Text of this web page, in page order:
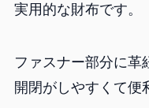
実用的な財布です。
ファスナー部分に革
開閉がしやすくて便